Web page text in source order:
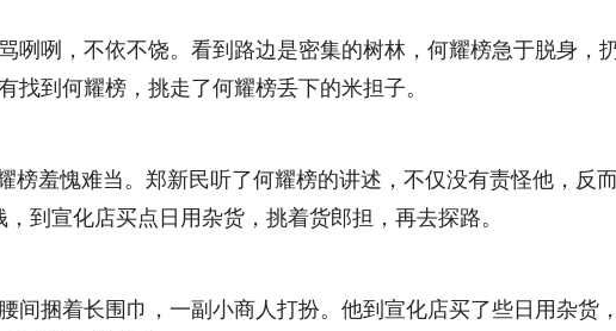
咧，不依不饶。看到路边是密集的树林，何耀榜急于脱身，
到何耀榜，挑走了何耀榜丢下的米担子。
羞愧难当。郑新民听了何耀榜的讲述，不仅没有责怪他，反
到宣化店买点日用杂货，挑着货郎担，再去探路。
捆着长围巾，一副小商人打扮。他到宣化店买了些日用杂货